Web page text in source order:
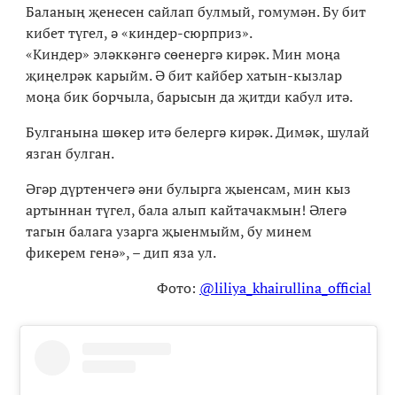
Баланың җенесен сайлап булмый, гомумән. Бу бит
кибет түгел, ә «киндер-сюрприз».
«Киндер» эләккәнгә сөенергә кирәк. Мин моңа
җиңелрәк карыйм. Ә бит кайбер хатын-кызлар
моңа бик борчыла, барысын да җитди кабул итә.
Булганына шөкер итә белергә кирәк. Димәк, шулай
язган булган.
Әгәр дүртенчегә әни булырга җыенсам, мин кыз
артыннан түгел, бала алып кайтачакмын! Әлегә
тагын балага узарга җыенмыйм, бу минем
фикерем генә», – дип яза ул.
Фото: @liliya_khairullina_official